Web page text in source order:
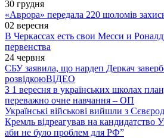
30 грудня
«Аврора» передала 220 шоломів
02 вересня
В Черкассах есть свои Месси и
первенства
24 червня
СБУ заявила, що нардеп Деркач
розвідкоюВІДЕО
З 1 вересня в українських школах
переважно очне навчання – ОП
Українські військові вийшли з
Кремль відреагував на кандидатство
аби не було проблем для РФ”